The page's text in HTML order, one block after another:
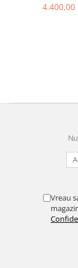
4.400,00
Vreau